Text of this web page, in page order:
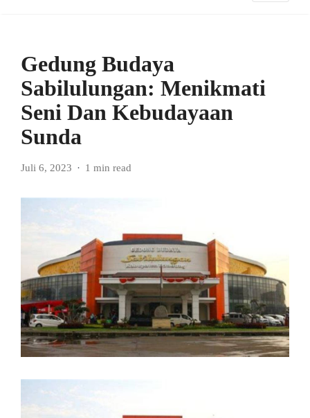
Gedung Budaya
Sabilulungan: Menikmati
Seni Dan Kebudayaan
Sunda
Juli 6, 2023 1 min read